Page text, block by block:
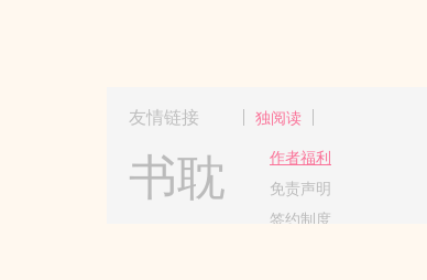
友情链接 独阅读
书耽
作者福利
免责声明
签约制度